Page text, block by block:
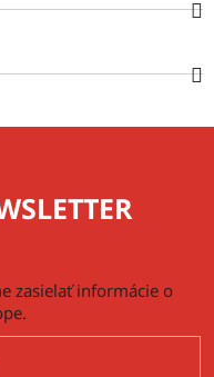
zasielať informácie o